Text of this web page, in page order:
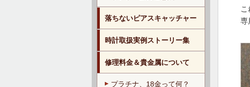
専
落ちないピアスキャッチャー
時計取扱実例ストーリー集
修理料金＆貴金属について
プラチナ、18金って何？